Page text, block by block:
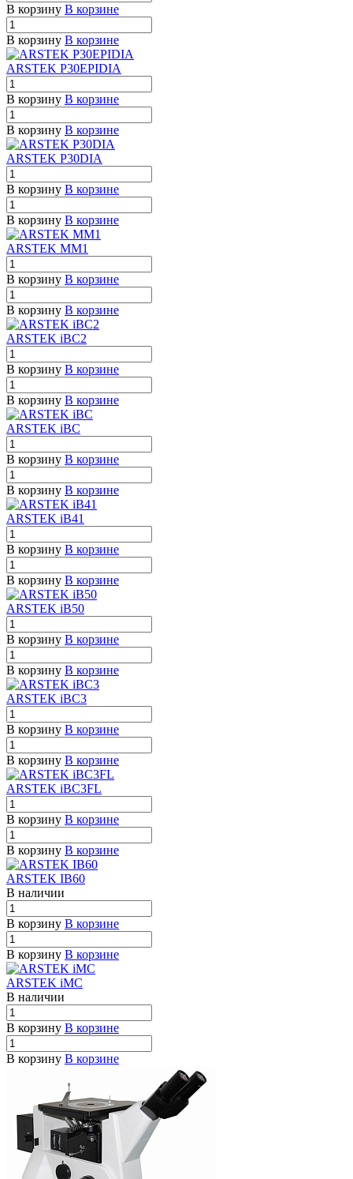
В корзину В корзине
В корзину В корзине
ARSTEK P30EPIDIA
В корзину В корзине
В корзину В корзине
ARSTEK P30DIA
В корзину В корзине
В корзину В корзине
ARSTEK MM1
В корзину В корзине
В корзину В корзине
ARSTEK iBC2
В корзину В корзине
В корзину В корзине
ARSTEK iBC
В корзину В корзине
В корзину В корзине
ARSTEK iB41
В корзину В корзине
В корзину В корзине
ARSTEK iB50
В корзину В корзине
В корзину В корзине
ARSTEK iBC3
В корзину В корзине
В корзину В корзине
ARSTEK iBC3FL
В корзину В корзине
В корзину В корзине
ARSTEK IB60
В наличии
В корзину В корзине
В корзину В корзине
ARSTEK iMC
В наличии
В корзину В корзине
В корзину В корзине